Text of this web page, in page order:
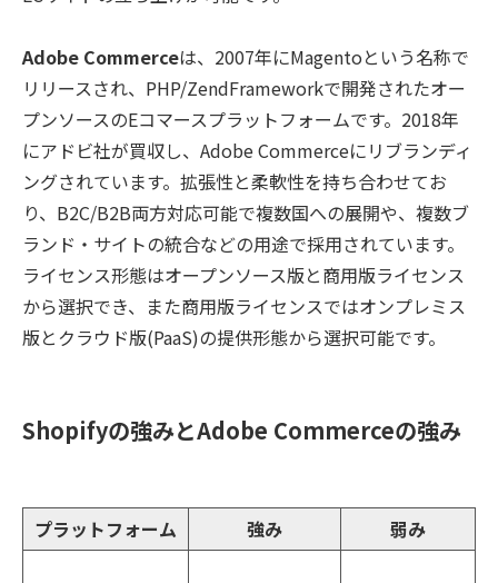
Adobe Commerceは、2007年にMagentoという名称で
リリースされ、PHP/ZendFrameworkで開発されたオー
プンソースのEコマースプラットフォームです。2018年
にアドビ社が買収し、Adobe Commerceにリブランディ
ングされています。拡張性と柔軟性を持ち合わせてお
り、B2C/B2B両方対応可能で複数国への展開や、複数ブ
ランド・サイトの統合などの用途で採用されています。
ライセンス形態はオープンソース版と商用版ライセンス
から選択でき、また商用版ライセンスではオンプレミス
版とクラウド版(PaaS)の提供形態から選択可能です。
Shopifyの強みとAdobe Commerceの強み
プラットフォーム 強み 弱み